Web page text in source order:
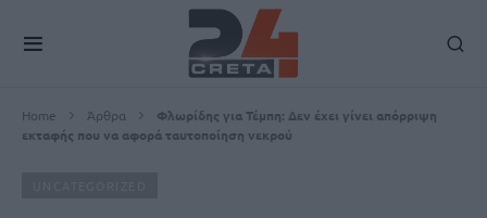
Home Άρθρα
Φλωρίδης για Τέμπη: Δεν έχει γίνει απόρριψη
εκταφής που να αφορά ταυτοποίηση νεκρού